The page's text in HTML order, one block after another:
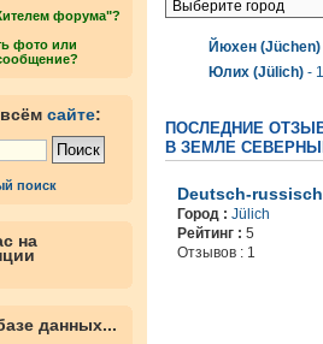
форума"?
фото или
сайте:
поиск
на
данных...
Йюхен (Jüchen)
Юлих (Jülich) - 1
ПОСЛЕДНИЕ
В ЗЕМЛЕ СЕВЕРНЫЙ
Deutsch-
Город : Jülich
Рейтинг : 5
Отзывов : 1